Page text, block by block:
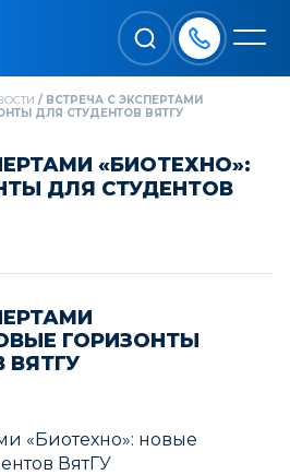
/ ВСТРЕЧА С ЭКСПЕРТАМИ
ДЛЯ СТУДЕНТОВ ВЯТГУ
«БИОТЕХНО»:
ДЛЯ СТУДЕНТОВ
ГОРИЗОНТЫ
ВЯТГУ
«Биотехно»: новые
ВятГУ